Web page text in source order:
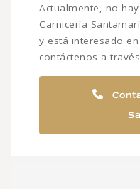
Actualmente, no
Carnicería
y está interesado
contáctenos a